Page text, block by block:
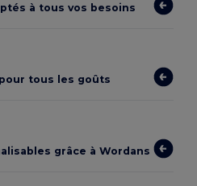
à tous vos besoins
tous les goûts
grâce à Wordans